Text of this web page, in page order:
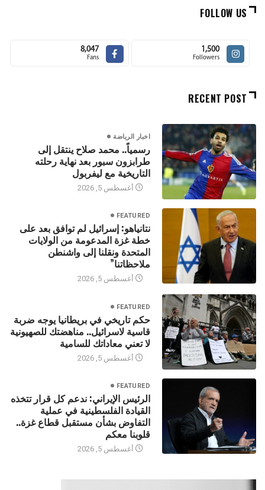
FOLLOW US
8,047
Fans
1,500
Followers
RECENT POST
اخبار الرياضة
رسمياً.. محمد صلاح ينتقل إلى
طرابزون سبور بعد نهاية رحلته
التاريخية مع ليفربول
أغسطس 5, 2026
FEATURED
نتانياهو: إسرائيل لم توافق بعد على
خطة غزة المدعومة من الولايات
المتحدة ونقلنا إلى واشنطن
ملاحظاتنا”
أغسطس 5, 2026
FEATURED
حكم تاريخي في بريطانيا يوجه ضربة
قاسية لاسرائيل.. مناهضتك للصهيونية
لا تعني معاداتك للسامية
أغسطس 5, 2026
FEATURED
الرئيس الإيراني: ندعم كل قرار تتخذه
القيادة الفلسطينية في عملية
التفاوض بشأن مستقبل قطاع غزة..
قلوبنا معكم
أغسطس 5, 2026